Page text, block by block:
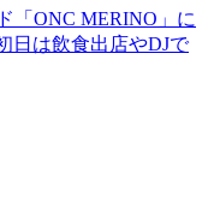
「ONC MERINO」に
日は飲食出店やDJで